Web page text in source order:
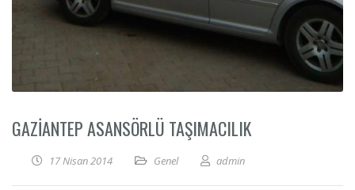
GAZIANTEP ASANSÖRLÜ TAŞIMACILIK
17 Nisan 2014 Genel admin